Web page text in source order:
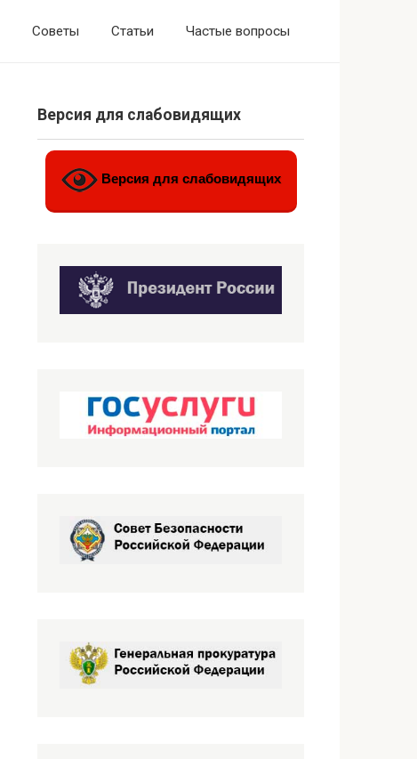
Советы Статьи Частые вопросы
Версия для слабовидящих
Версия для слабовидящих